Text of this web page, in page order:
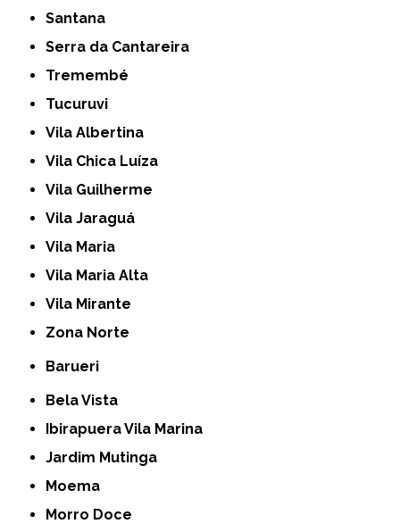
Santana
Serra da Cantareira
Tremembé
Tucuruvi
Vila Albertina
Vila Chica Luíza
Vila Guilherme
Vila Jaraguá
Vila Maria
Vila Maria Alta
Vila Mirante
Zona Norte
Barueri
Bela Vista
Ibirapuera Vila Marina
Jardim Mutinga
Moema
Morro Doce